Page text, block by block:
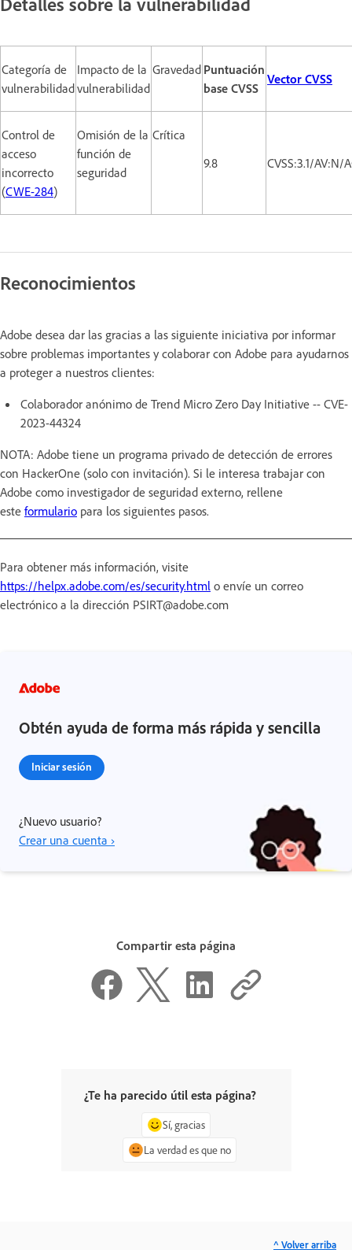
Categoría de
vulnerabilidad
Impacto de la
vulnerabilidad
Gravedad Puntuación
base CVSS
Vector CVSS
Control de
acceso
incorrecto
(CWE-284)
Omisión de la
función de
seguridad
Crítica
9.8
CVSS:3.1/
Reconocimientos
Adobe desea dar las gracias a las siguiente iniciativa por informar
sobre problemas importantes y colaborar con Adobe para ayudarnos
a proteger a nuestros clientes:
Colaborador anónimo de Trend Micro Zero Day Initiative -- CVE-
2023-44324
NOTA: Adobe tiene un programa privado de detección de errores
con HackerOne (solo con invitación). Si le interesa trabajar con
Adobe como investigador de seguridad externo, rellene
este formulario para los siguientes pasos.
Para obtener más información, visite
https://helpx.adobe.com/es/security.html o envíe un correo
electrónico a la dirección PSIRT@adobe.com
Obtén ayuda de forma más rápida y sencilla
Iniciar sesión
¿Nuevo usuario?
Crear una cuenta ›
Compartir esta página
¿Te ha parecido útil esta página?
Sí, gracias
La verdad es que no
^ Volver arriba